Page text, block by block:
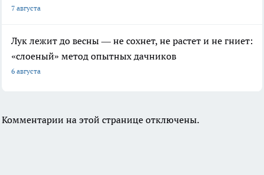
7 августа
Лук лежит до весны — не сохнет, не растет и не гниет:
«слоеный» метод опытных дачников
6 августа
Комментарии на этой странице отключены.